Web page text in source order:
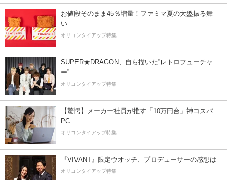
お値段そのまま45％増量！ファミマ夏の大盤振る舞
い
オリコンタイアップ特集
SUPER★DRAGON、自ら描いた”レトロフューチャ
ー”
オリコンタイアップ特集
【驚愕】メーカー社員が推す「10万円台」神コスパ
PC
オリコンタイアップ特集
『VIVANT』限定ウオッチ、プロデューサーの感想は
オリコンタイアップ特集